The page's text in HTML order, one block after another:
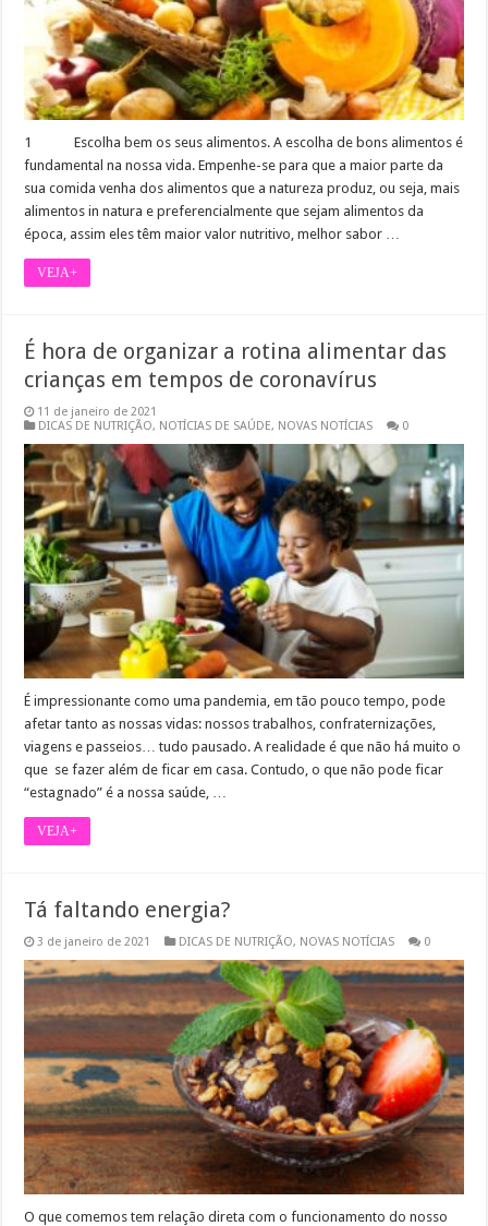
1 Escolha bem os seus alimentos. A escolha de bons alimentos é
fundamental na nossa vida. Empenhe-se para que a maior parte da
sua comida venha dos alimentos que a natureza produz, ou seja, mais
alimentos in natura e preferencialmente que sejam alimentos da
época, assim eles têm maior valor nutritivo, melhor sabor …
VEJA+
É hora de organizar a rotina alimentar das
crianças em tempos de coronavírus
11 de janeiro de 2021
DICAS DE NUTRIÇÃO, NOTÍCIAS DE SAÚDE, NOVAS NOTÍCIAS 0
É impressionante como uma pandemia, em tão pouco tempo, pode
afetar tanto as nossas vidas: nossos trabalhos, confraternizações,
viagens e passeios… tudo pausado. A realidade é que não há muito o
que se fazer além de ficar em casa. Contudo, o que não pode ficar
“estagnado” é a nossa saúde, …
VEJA+
Tá faltando energia?
3 de janeiro de 2021 DICAS DE NUTRIÇÃO, NOVAS NOTÍCIAS 0
O que comemos tem relação direta com o funcionamento do nosso